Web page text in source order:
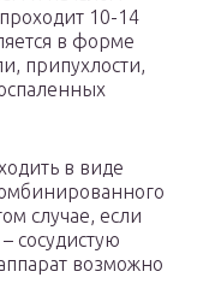
10-14
в форме
припухлости,
в виде
случае, если
сосудистую
возможно